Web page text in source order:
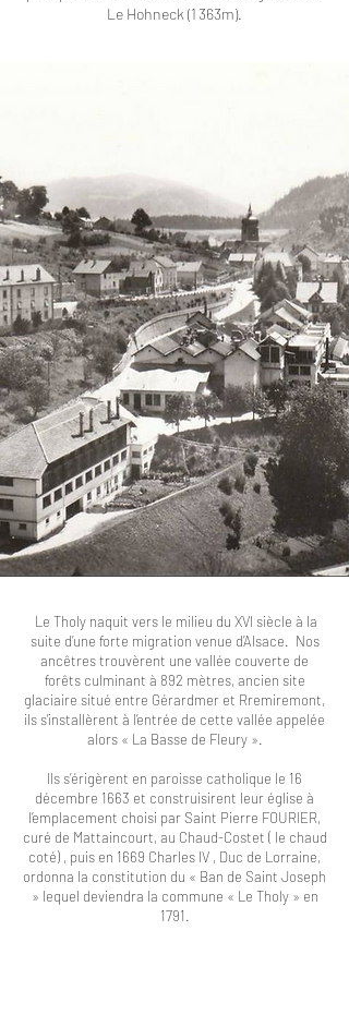
Le Hohneck (1 363m).
Le Tholy naquit vers le milieu du XVI siècle à la
suite d’une forte migration venue d’Alsace. Nos
ancêtres trouvèrent une vallée couverte de
forêts culminant à 892 mètres, ancien site
glaciaire situé entre Gérardmer et Rremiremont,
ils s’installèrent à l’entrée de cette vallée appelée
alors « La Basse de Fleury ».
Ils s’érigèrent en paroisse catholique le 16
décembre 1663 et construisirent leur église à
l’emplacement choisi par Saint Pierre FOURIER,
curé de Mattaincourt, au Chaud-Costet ( le chaud
coté) , puis en 1669 Charles IV , Duc de Lorraine,
ordonna la constitution du « Ban de Saint Joseph
» lequel deviendra la commune « Le Tholy » en
1791.